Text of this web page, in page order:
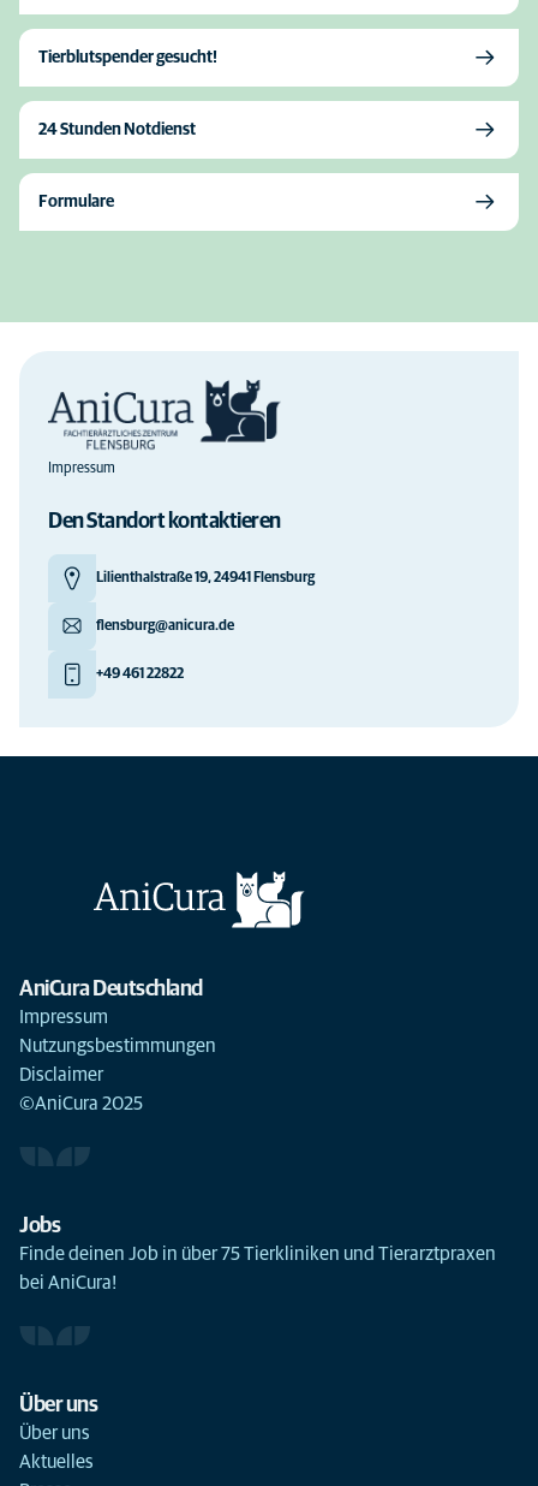
Tierblutspender gesucht!
24 Stunden Notdienst
Formulare
Impressum
Den Standort kontaktieren
Lilienthalstraße 19, 24941 Flensburg
flensburg@anicura.de
+49 461 22822
AniCura Deutschland
Impressum
Nutzungsbestimmungen
Disclaimer
©AniCura 2025
Jobs
Finde deinen Job in über 75 Tierkliniken und Tierarztpraxen
bei AniCura!
Über uns
Über uns
Aktuelles